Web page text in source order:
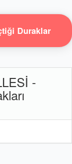
Duraklar
-